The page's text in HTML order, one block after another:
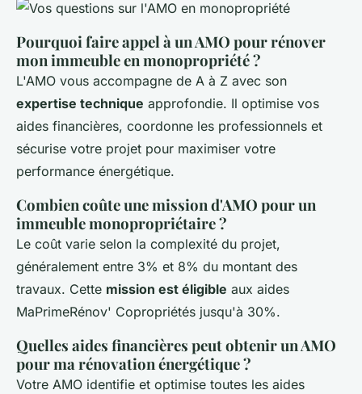
Pourquoi faire appel à un AMO pour rénover
mon immeuble en monopropriété ?
L'AMO vous accompagne de A à Z avec son
expertise technique approfondie. Il optimise vos
aides financières, coordonne les professionnels et
sécurise votre projet pour maximiser votre
performance énergétique.
Combien coûte une mission d'AMO pour un
immeuble monopropriétaire ?
Le coût varie selon la complexité du projet,
généralement entre 3% et 8% du montant des
travaux. Cette mission est éligible aux aides
MaPrimeRénov' Copropriétés jusqu'à 30%.
Quelles aides financières peut obtenir un AMO
pour ma rénovation énergétique ?
Votre AMO identifie et optimise toutes les aides